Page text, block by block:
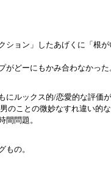
ション」したあげくに「根
がどーにもかみ合わなかった
にルックス的/恋愛的な評価
のことの微妙なすれ違い的
間問題。
もの。